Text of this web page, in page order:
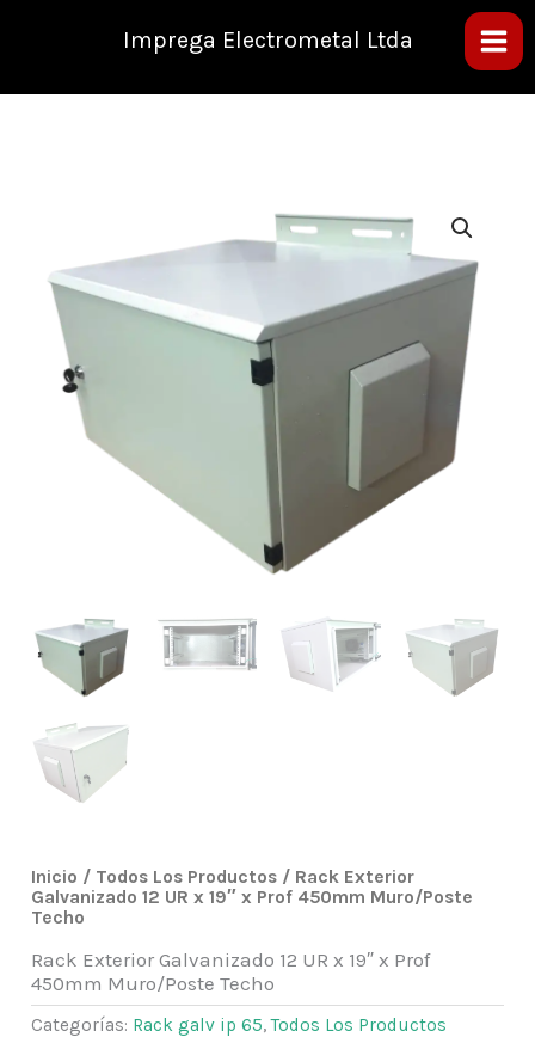
Imprega Electrometal Ltda
Inicio / Todos Los Productos / Rack Exterior
Galvanizado 12 UR x 19″ x Prof 450mm Muro/Poste
Techo
Rack Exterior Galvanizado 12 UR x 19″ x Prof
450mm Muro/Poste Techo
Categorías: Rack galv ip 65,Todos Los Productos